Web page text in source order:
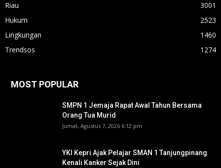
Riau
3001
Hukum
2523
Lingkungan
1460
Trendsos
1274
MOST POPULAR
SMPN 1 Jemaja Rapat Awal Tahun Bersama
Orang Tua Murid ‎
Jumat, Agustus 7, 2026 6:12 pm
YKI Kepri Ajak Pelajar SMAN 1 Tanjungpinang
Kenali Kanker Sejak Dini